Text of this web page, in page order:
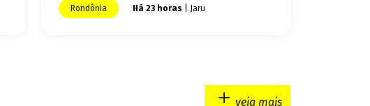
Rondônia Há 23 horas | Jaru
veja mais